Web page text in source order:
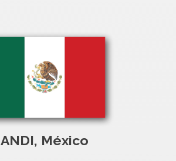
ANDI, México